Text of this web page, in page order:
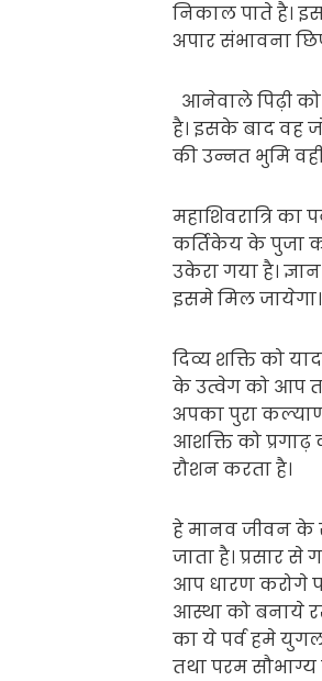
निकाल पाते है।
अपार संभावना
आनेवाले पिढ़ी
है। इसके बाद वह
की उन्नत भुमि
महाशिवरात्रि
कर्तिकेय के पुजा
उकेरा गया है।
इसमे मिल जायेगा।
दिव्य शक्ति को
के उत्वेग को आप
अपका पुरा
आशक्ति को
रौशन करता है।
हे मानव जीवन के
जाता है। प्रसार
आप धारण करोगे
आस्था को बनाये
का ये पर्व हमे
तथा परम सौभाग्य